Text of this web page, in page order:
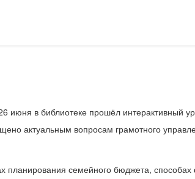
июня в библиотеке прошёл интерактивный
актуальным вопросам грамотного
планирования семейного бюджета,